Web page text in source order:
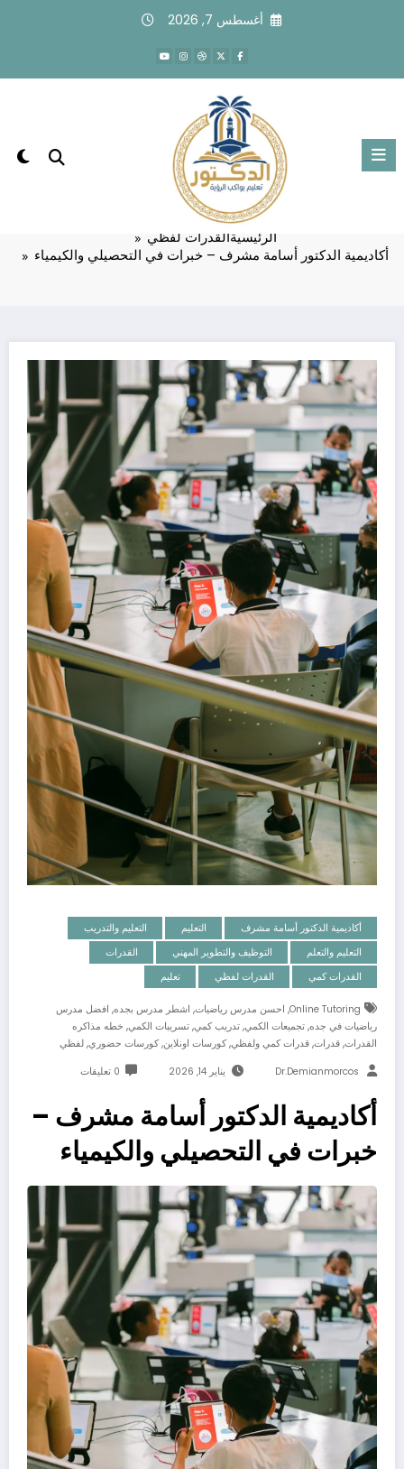
أغسطس 7, 2026
أكاديمية الدكتور أسامة مشرف – خبرات
في التحصيلي والكيمياء
الرئيسيةالقدرات لفظي
أكاديمية الدكتور أسامة مشرف – خبرات في التحصيلي والكيمياء
أكاديمية الدكتور أسامة مشرف التعليم
التعليم والتدريب
التعليم والتعلم
التوظيف والتطوير المهني
القدرات
القدرات كمي
القدرات لفظي تعليم
Online Tutoring
, احسن مدرس رياضيات, اشطر مدرس بجده, افضل مدرس
رياضيات في جده, تجميعات الكمي, تدريب كمي, تسريبات الكمي, خطه مذاكره
القدرات, قدرات, قدرات كمي ولفظي,كورسات اونلاين,كورسات حضوري, لفظي
Dr.demianmorcos يناير 14, 2026 0 تعليقات
أكاديمية الدكتور أسامة مشرف –
خبرات في التحصيلي والكيمياء